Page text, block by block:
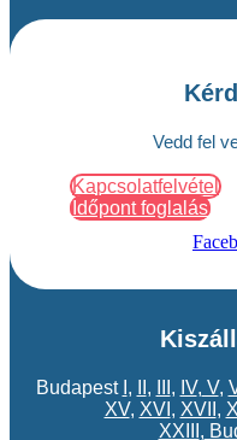
Vedd fel
Kapcsolatfelvétel
Időpont foglalás
Budapest , , , IV, V,
XV, XVI , XVII ,
XXIII ,